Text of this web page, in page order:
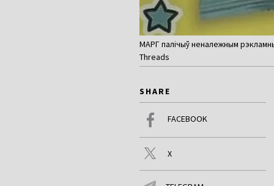
МАРГ палічыў неналежным
Threads
SHARE
FACEBOOK
X